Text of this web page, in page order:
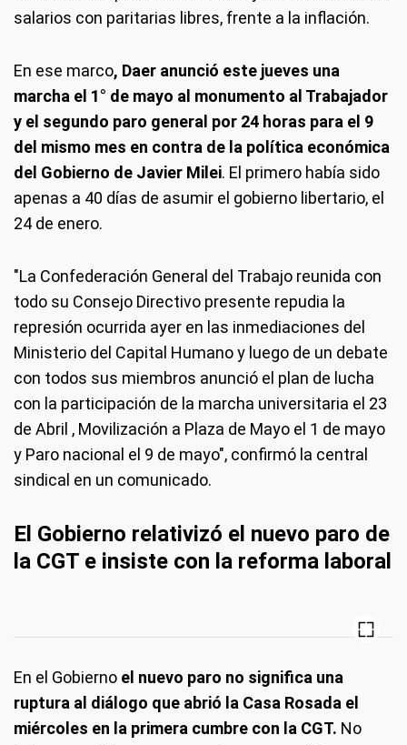
salarios con paritarias libres, frente a la inflación.
En ese marco, Daer anunció este jueves una
marcha el 1° de mayo al monumento al Trabajador
y el segundo paro general por 24 horas para el 9
del mismo mes en contra de la política económica
del Gobierno de Javier Milei. El primero había sido
apenas a 40 días de asumir el gobierno libertario, el
24 de enero.
"La Confederación General del Trabajo reunida con
todo su Consejo Directivo presente repudia la
represión ocurrida ayer en las inmediaciones del
Ministerio del Capital Humano y luego de un debate
con todos sus miembros anunció el plan de lucha
con la participación de la marcha universitaria el 23
de Abril , Movilización a Plaza de Mayo el 1 de mayo
y Paro nacional el 9 de mayo", confirmó la central
sindical en un comunicado.
El Gobierno relativizó el nuevo paro de
la CGT e insiste con la reforma laboral
En el Gobierno el nuevo paro no significa una
ruptura al diálogo que abrió la Casa Rosada el
miércoles en la primera cumbre con la CGT. No